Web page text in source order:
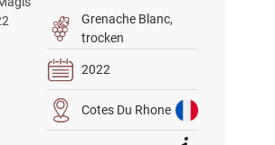
Pape Magis blanc
2022
Grenache Blanc
trocken
2022
Cotes Du Rhone